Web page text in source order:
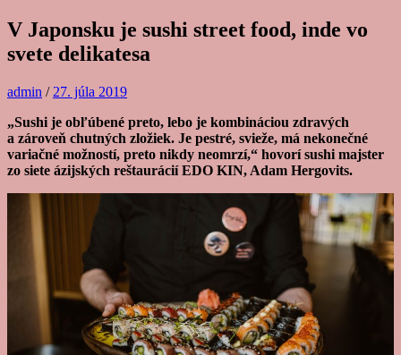
V Japonsku je sushi street food, inde vo
svete delikatesa
admin / 27. júla 2019
„Sushi je obľúbené preto, lebo je kombináciou zdravých
a zároveň chutných zložiek. Je pestré, svieže, má nekonečné
variačné možností, preto nikdy neomrzí,“ hovorí sushi majster
zo siete ázijských reštaurácií EDO KIN, Adam Hergovits.